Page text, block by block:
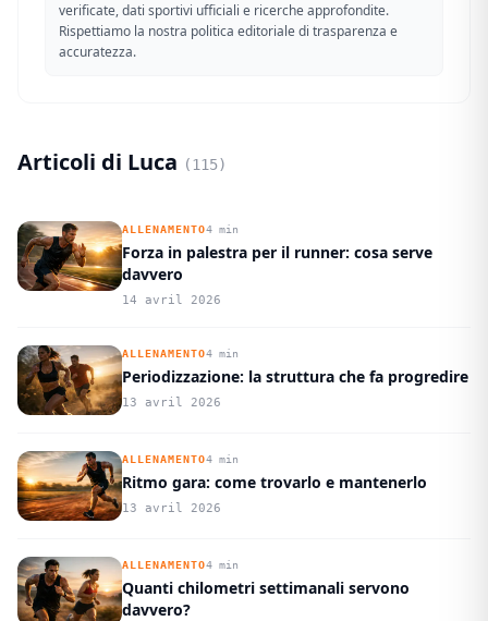
verificate, dati sportivi ufficiali e ricerche approfondite.
Rispettiamo la nostra politica editoriale di trasparenza e
accuratezza.
Articoli di Luca (115)
ALLENAMENTO4 min
Forza in palestra per il runner: cosa serve
davvero
14 avril 2026
ALLENAMENTO4 min
Periodizzazione: la struttura che fa progredire
13 avril 2026
ALLENAMENTO4 min
Ritmo gara: come trovarlo e mantenerlo
13 avril 2026
ALLENAMENTO4 min
Quanti chilometri settimanali servono
davvero?